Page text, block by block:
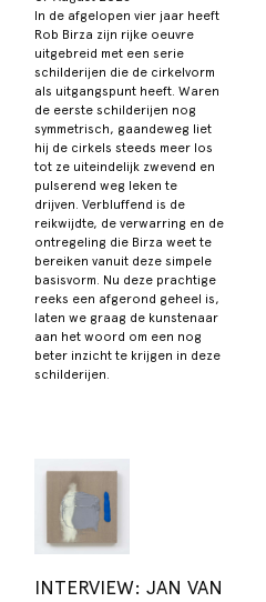
In de afgelopen vier jaar heeft
Rob Birza zijn rijke oeuvre
uitgebreid met een serie
schilderijen die de cirkelvorm
als uitgangspunt heeft. Waren
de eerste schilderijen nog
symmetrisch, gaandeweg liet
hij de cirkels steeds meer los
tot ze uiteindelijk zwevend en
pulserend weg leken te
drijven. Verbluffend is de
reikwijdte, de verwarring en de
ontregeling die Birza weet te
bereiken vanuit deze simpele
basisvorm. Nu deze prachtige
reeks een afgerond geheel is,
laten we graag de kunstenaar
aan het woord om een nog
beter inzicht te krijgen in deze
schilderijen.
INTERVIEW: JAN VAN